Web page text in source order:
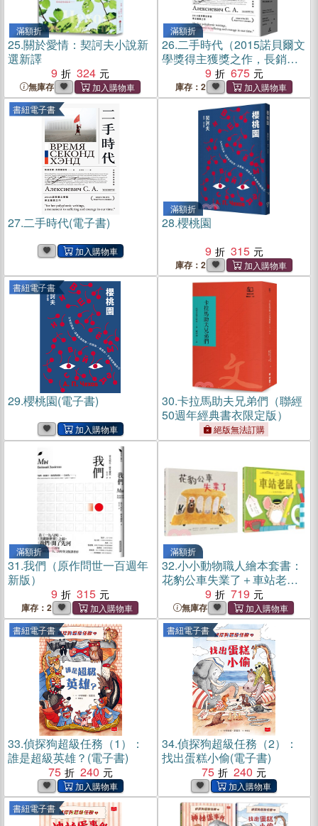
滿額折
25.關於愛情：契訶夫小說新
選新譯
9
324
無庫存
滿額折
26.二手時代（2015諾貝爾文
學獎得主獲獎之作，長銷精
裝典藏版）
9 675
庫存：2
書紐電子書
27.二手時代(電子書)
滿額折
28.櫻桃園
9
315
庫存：2
書紐電子書
29.櫻桃園(電子書) 30.卡拉馬助夫兄弟們（聯經
50週年經典書衣限定版）
絕版無法訂購
滿額折
31.我們（原作問世一百週年
新版）
9
315
庫存：2
滿額折
32.小小動物職人繪本套書：
花豹公車失業了＋車站老鼠
【有你真好版】
9 719
無庫存
書紐電子書
33.偵探狗超級任務（1）：
誰是超級英雄？(電子書)
75
240
書紐電子書
34.偵探狗超級任務（2）：
找出蛋糕小偷(電子書)
75
240
書紐電子書